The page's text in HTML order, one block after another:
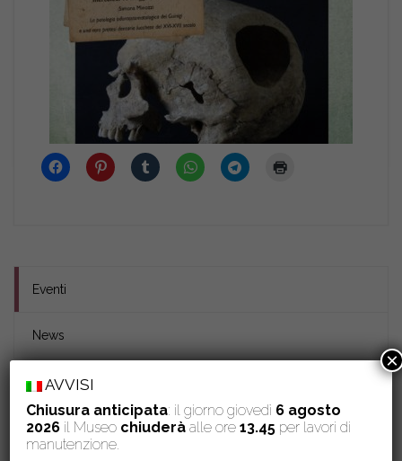
Eventi
News
Ultime notizie
Comune di San Giuliano Terme e Museo di Storia Naturale
15 Luglio 2026
AVVISI
Chiusura anticipata: il giorno giovedì 6 agosto
2026 il Museo chiuderà alle ore 13.45 per lavori di
manutenzione.
×